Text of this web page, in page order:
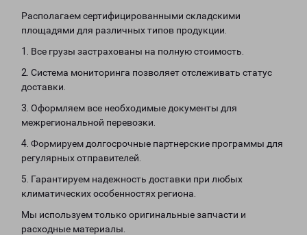
Располагаем сертифицированными складскими
площадями для различных типов продукции.
1. Все грузы застрахованы на полную стоимость.
2. Система мониторинга позволяет отслеживать статус
доставки.
3. Оформляем все необходимые документы для
межрегиональной перевозки.
4. Формируем долгосрочные партнерские программы для
регулярных отправителей.
5. Гарантируем надежность доставки при любых
климатических особенностях региона.
Мы используем только оригинальные запчасти и
расходные материалы.